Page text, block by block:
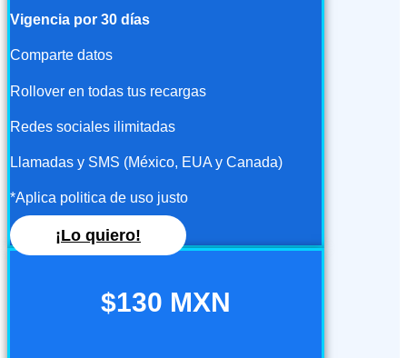
Vigencia por 30 días
Comparte datos
Rollover en todas tus recargas
Redes sociales ilimitadas
Llamadas y SMS (México, EUA y Canada)
*Aplica politica de uso justo
¡Lo quiero!
$130 MXN